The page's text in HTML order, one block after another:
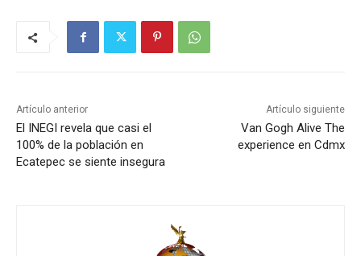
Artículo anterior
El INEGI revela que casi el
100% de la población en
Ecatepec se siente insegura
Artículo siguiente
Van Gogh Alive The
experience en Cdmx